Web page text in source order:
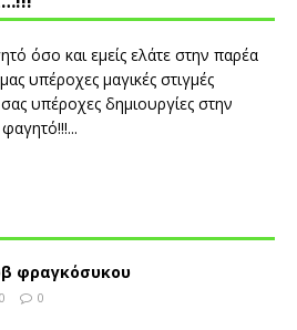
όσο και εμείς ελάτε στην παρέα
υπέροχες μαγικές στιγμές
σας υπέροχες δημιουργίες στην
φραγκόσυκου
0